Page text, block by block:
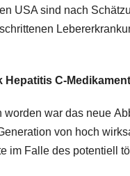
USA sind nach
Hepatitis C-
worden war das neue
von hoch
im Falle des potentiell